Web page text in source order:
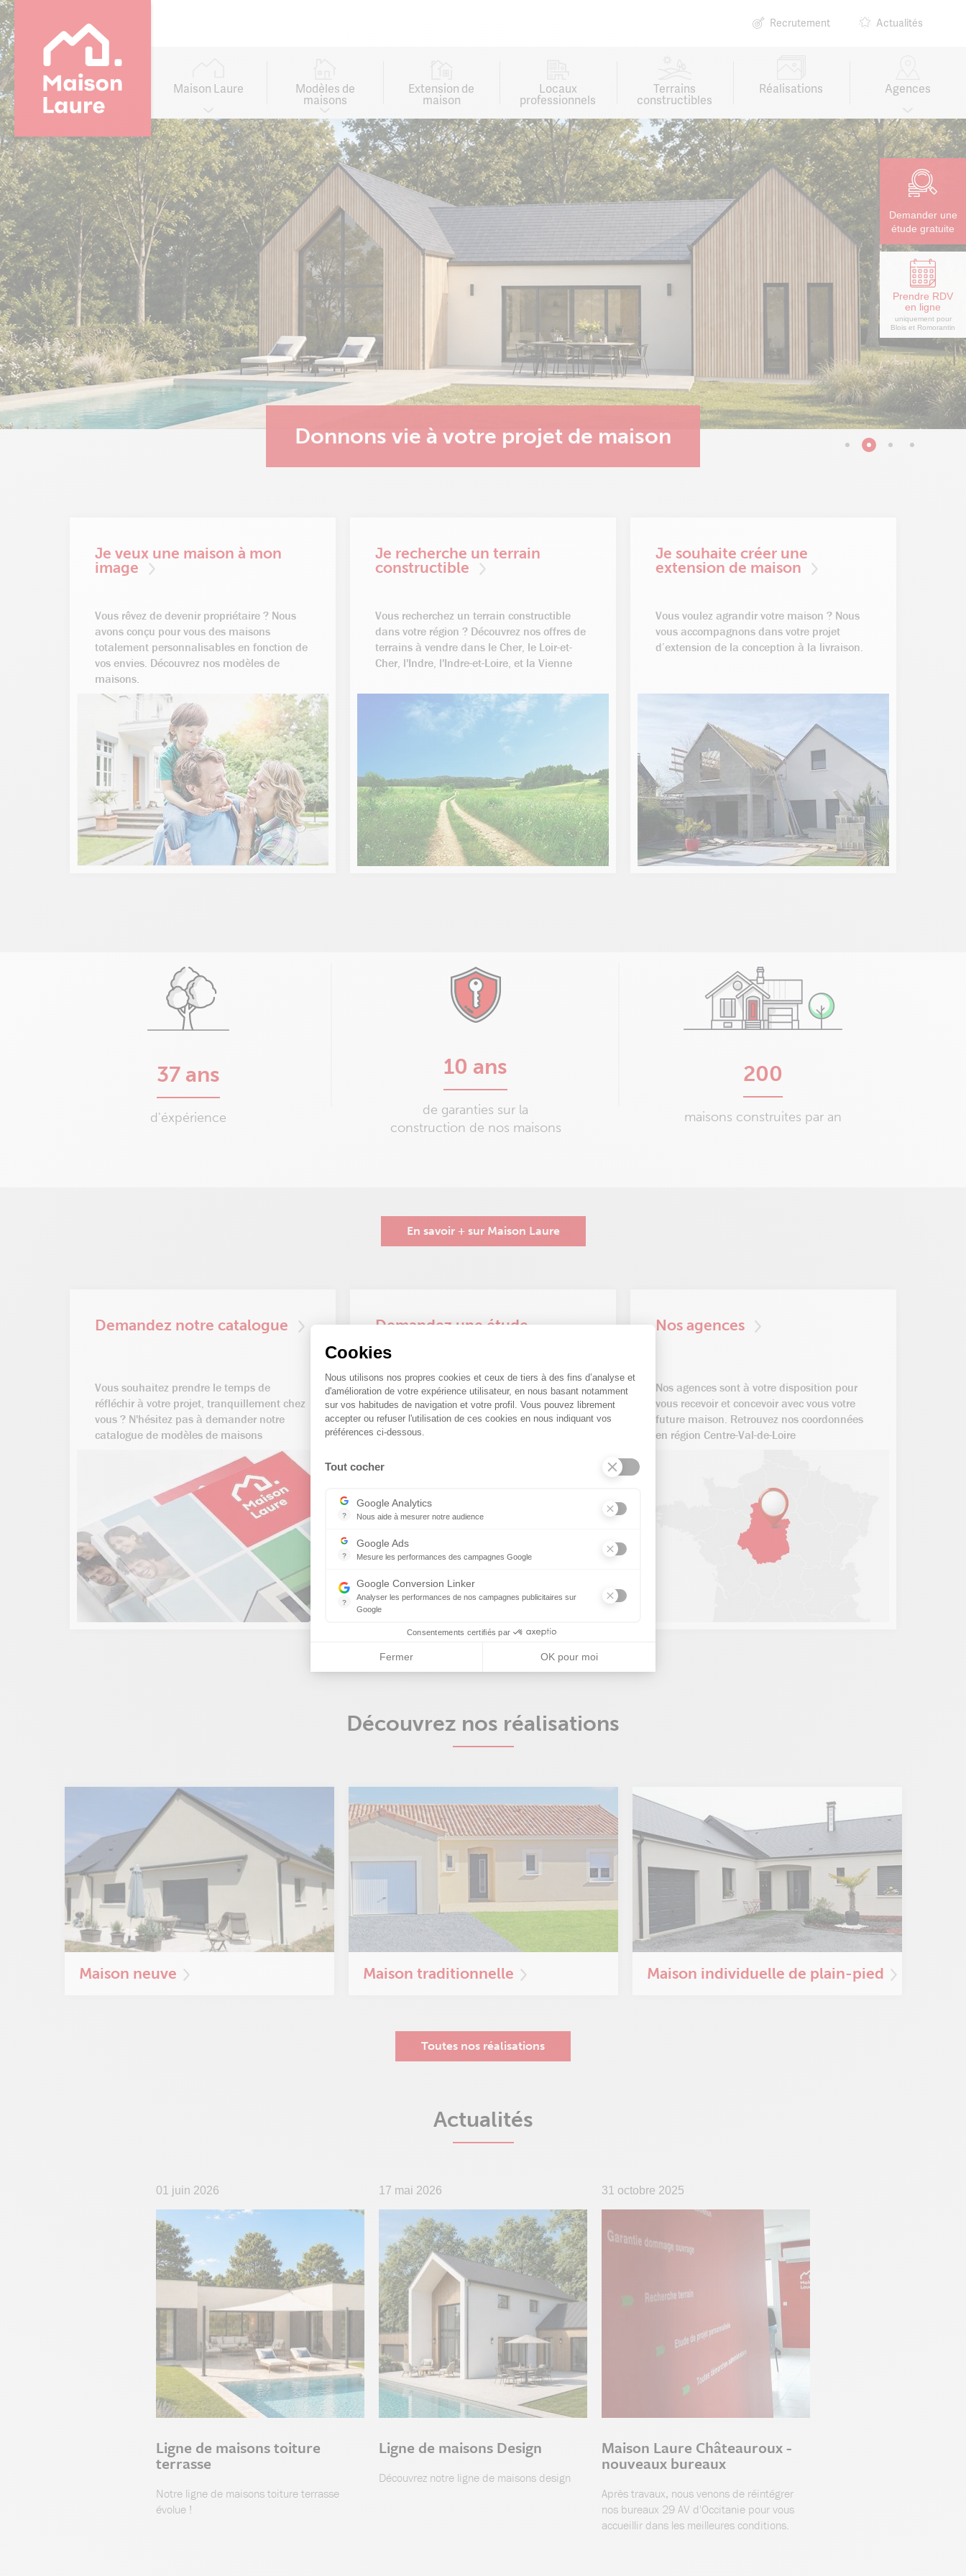
content
Maison Laure Modèles de
maisons
Extension de
maison
Locaux
professionnels
Terrains
constructibles
Réalisations Agences
Recrutement Actualités
Demander une
étude gratuite
Prendre RDV
en ligne
uniquement pour
Blois et Romorantin
Donnons vie à votre projet de maison
Je veux une maison à mon
image
Vous rêvez de devenir propriétaire ? Nous
avons conçu pour vous des maisons
totalement personnalisables en fonction de
vos envies. Découvrez nos modèles de
maisons.
Je recherche un terrain
constructible
Vous recherchez un terrain constructible
dans votre région ? Découvrez nos offres de
terrains à vendre dans le Cher, le Loir-et-
Cher, l'Indre, l'Indre-et-Loire, et la Vienne
Je souhaite créer une
extension de maison
Vous voulez agrandir votre maison ? Nous
vous accompagnons dans votre projet
d’extension de la conception à la livraison.
37 ans
d'éxpérience
10 ans
de garanties sur la
construction de nos maisons
200
maisons construites par an
En savoir + sur Maison Laure
Demandez notre catalogue
Vous souhaitez prendre le temps de
réfléchir à votre projet, tranquillement chez
vous ? N'hésitez pas à demander notre
catalogue de modèles de maisons
Demandez une étude
Vous souhaitez avoir une estimation de
votre projet de construction ? N'hésitez pas
à nous demander une étude gratuite et
sans engagement.
Nos agences
Nos agences sont à votre disposition pour
vous recevoir et concevoir avec vous votre
future maison. Retrouvez nos coordonnées
en région Centre-Val-de-Loire
Découvrez nos réalisations
Maison neuve Maison traditionnelle Maison individuelle de plain-pied
Toutes nos réalisations
Actualités
01 juin 2026
Ligne de maisons toiture
terrasse
Notre ligne de maisons toiture terrasse
évolue !
17 mai 2026
Ligne de maisons Design
Découvrez notre ligne de maisons design
31 octobre 2025
Maison Laure Châteauroux -
nouveaux bureaux
Après travaux, nous venons de réintégrer
nos bureaux 29 AV d'Occitanie pour vous
accueillir dans les meilleures conditions.
Cookies
Plateforme de Gestion du Consentement : Personnalisez vos Options
Nous utilisons nos propres cookies et ceux de tiers à des fins d’analyse et
d'amélioration de votre expérience utilisateur, en nous basant notamment
sur vos habitudes de navigation et votre profil. Vous pouvez librement
accepter ou refuser l'utilisation de ces cookies en nous indiquant vos
préférences ci-dessous.
Tout cocher
?
Google Analytics
Nous aide à mesurer notre audience
Essentiel pour la gestion de notre site web, il nous permet de mesurer des indicateurs tels que le trafic, les produits les plus consultés, ou
?
Google Ads
Mesure les performances des campagnes Google
?
Google Conversion Linker
Analyser les performances de nos campagnes publicitaires sur
Google
Consentements certifiés par
Fermer OK pour moi